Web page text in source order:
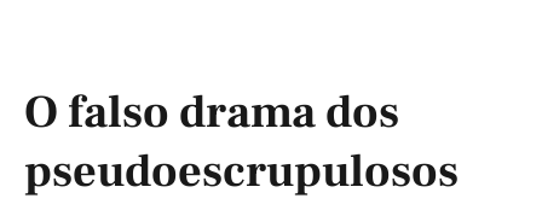
O falso drama dos
pseudoescrupulosos